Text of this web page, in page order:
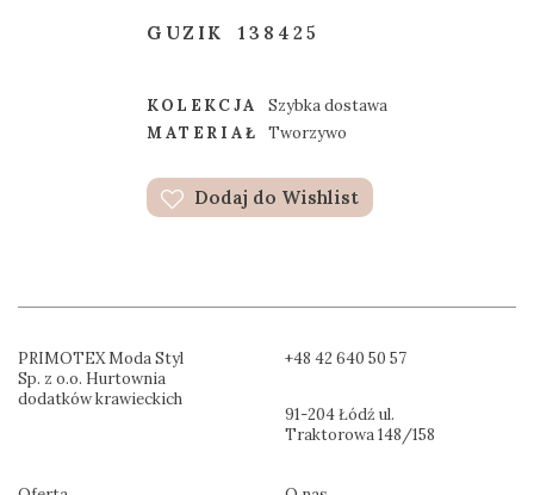
GUZIK 138425
KOLEKCJA
Szybka dostawa
MATERIAŁ
Tworzywo
Dodaj do Wishlist
PRIMOTEX Moda Styl
Sp. z o.o. Hurtownia
dodatków krawieckich
+48 42 640 50 57
91-204 Łódź ul.
Traktorowa 148/158